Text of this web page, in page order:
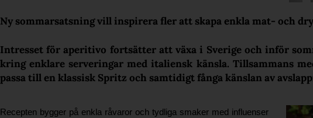
Ny sommarsatsning vill inspirera fler att skapa enkla mat- och
Intresset för aperitivo fortsätter att växa i Sverige och inför
kring enklare serveringar med italiensk känsla. Tillsammans
passa till en klassisk Spritz och samtidigt fånga känslan av
Recepten bygger på enkla råvaror och tydliga smaker med influenser